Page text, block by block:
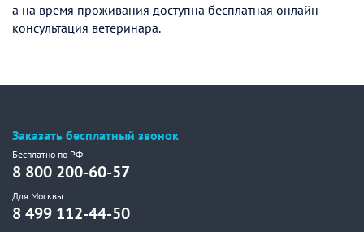
а на время проживания доступна бесплатная онлайн-
консультация ветеринара.
Заказать бесплатный звонок
Бесплатно по РФ
8 800 200-60-57
Для Москвы
8 499 112-44-50